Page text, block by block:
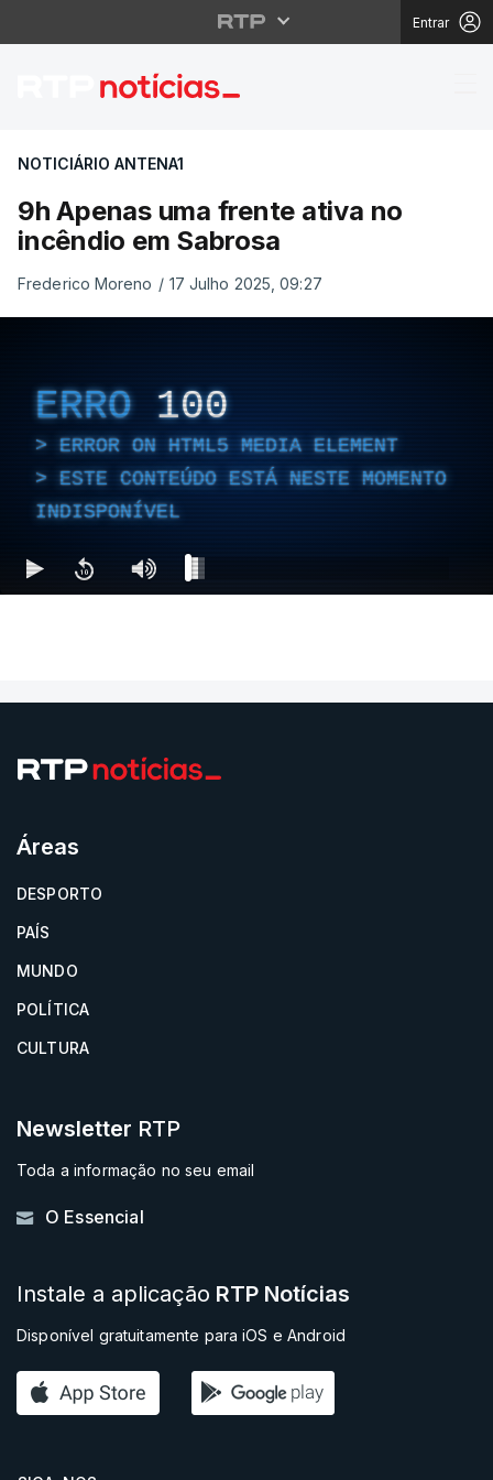
Entrar
9h Apenas uma
NOTICIÁRIO ANTENA1
9h Apenas uma frente ativa no
incêndio em Sabrosa
Frederico Moreno / 17 Julho 2025, 09:27
ERRO 100
ERROR ON HTML5 MEDIA ELEMENT
ESTE CONTEÚDO ESTÁ NESTE MOMENTO
INDISPONÍVEL
Áreas
DESPORTO
PAÍS
MUNDO
POLÍTICA
CULTURA
Newsletter RTP
Toda a informação no seu email
O Essencial
Instale a aplicação RTP Notícias
Disponível gratuitamente para iOS e Android